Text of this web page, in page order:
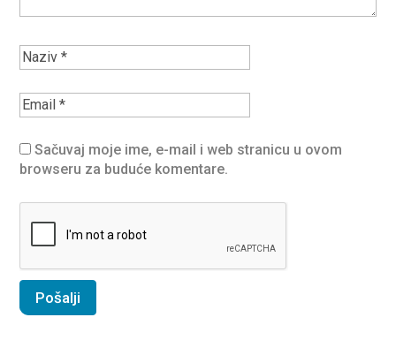
Sačuvaj moje ime, e-mail i web stranicu u ovom
browseru za buduće komentare.